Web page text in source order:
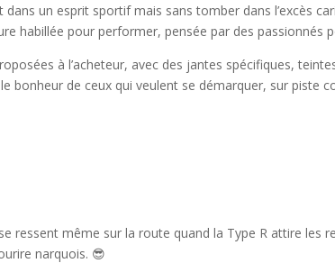
un esprit sportif mais sans tomber dans l’excès
habillée pour performer, pensée par des passionnés
à l’acheteur, avec des jantes spécifiques,
bonheur de ceux qui veulent se démarquer, sur piste
même sur la route quand la Type R attire les
narquois. 😎